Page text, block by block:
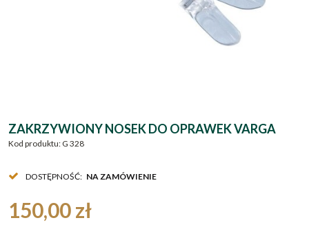
ZAKRZYWIONY NOSEK DO OPRAWEK VARGA
Kod produktu: G 328
DOSTĘPNOŚĆ: NA ZAMÓWIENIE
150,00 zł